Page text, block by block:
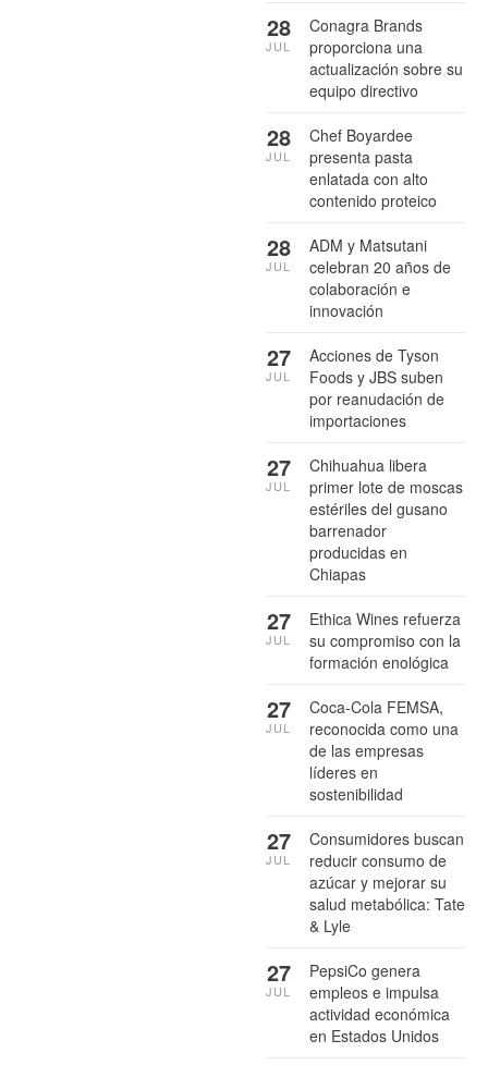
Conagra Brands
proporciona una
actualización sobre su
equipo directivo
28
JUL
Chef Boyardee
presenta pasta
enlatada con alto
contenido proteico
28
JUL
ADM y Matsutani
celebran 20 años de
colaboración e
innovación
28
JUL
Acciones de Tyson
Foods y JBS suben
por reanudación de
importaciones
27
JUL
Chihuahua libera
primer lote de moscas
estériles del gusano
barrenador
producidas en
Chiapas
27
JUL
Ethica Wines refuerza
su compromiso con la
formación enológica
27
JUL
Coca-Cola FEMSA,
reconocida como una
de las empresas
líderes en
sostenibilidad
27
JUL
Consumidores buscan
reducir consumo de
azúcar y mejorar su
salud metabólica: Tate
& Lyle
27
JUL
PepsiCo genera
empleos e impulsa
actividad económica
en Estados Unidos
27
JUL